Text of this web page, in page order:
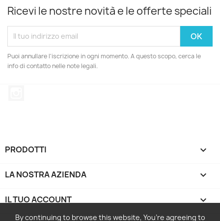
Ricevi le nostre novità e le offerte speciali
Puoi annullare l'iscrizione in ogni momento. A questo scopo, cerca le
info di contatto nelle note legali.
PRODOTTI 
LA NOSTRA AZIENDA 
IL TUO ACCOUNT 
By continuing to browse this website, You’re agreeing to